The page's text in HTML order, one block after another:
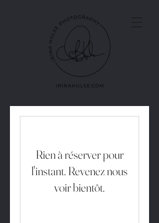
Rien à réserver pour
l'instant. Revenez nous
voir bientôt.